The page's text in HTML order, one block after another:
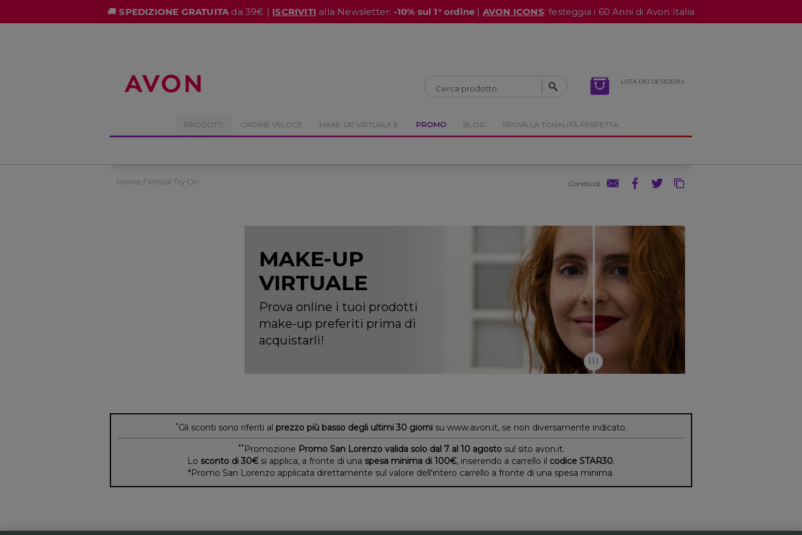
🚚 SPEDIZIONE GRATUITAda 39€ | ISCRIVITI alla Newsletter: -10% sul 1° ordine | AVON ICONS: festeggia i 60 Anni di Avon Italia
LISTA DEI DESIDERI
PRODOTTI ORDINE VELOCE MAKE-UP VIRTUALE💄 PROMO BLOG TROVA LA TONALITÀ PERFETTA
Home Virtual Try On Condividi:
MAKE-UP
VIRTUALE
Prova online i tuoi prodotti
make-up preferiti prima di
acquistarli!
*Gli sconti sono riferiti al prezzo più basso degli ultimi 30 giornisu www.avon.it, se non diversamente indicato.
** Promozione Promo San Lorenzo valida solo dal 7 al 10 agostosul sito avon.it.
Lo sconto di 30€ si applica, a fronte di una spesa minima di 100€, inserendo a carrello il codice STAR30.
*Promo San Lorenzo applicata direttamente sul valore dell'intero carrello a fronte di una spesa minima.
CHIUDI CHIUDI